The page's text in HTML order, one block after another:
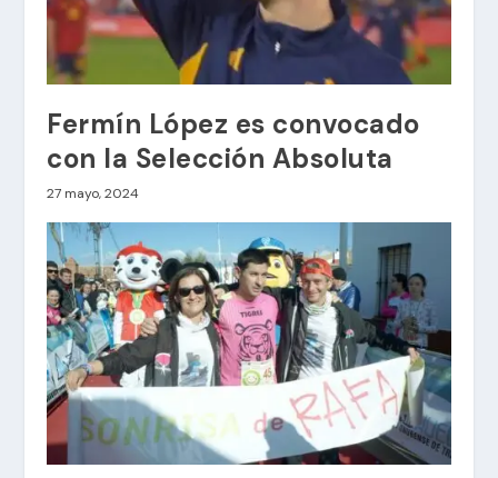
Fermín López es convocado
con la Selección Absoluta
27 mayo, 2024